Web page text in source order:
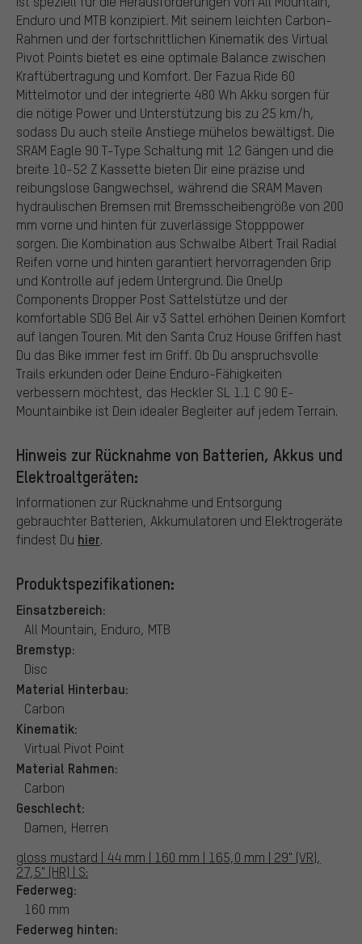
Enduro und MTB konzipiert. Mit seinem leichten Carbon-
Rahmen und der fortschrittlichen Kinematik des Virtual
Pivot Points bietet es eine optimale Balance zwischen
Kraftübertragung und Komfort. Der Fazua Ride 60
Mittelmotor und der integrierte 480 Wh Akku sorgen für
die nötige Power und Unterstützung bis zu 25 km/h,
sodass Du auch steile Anstiege mühelos bewältigst. Die
SRAM Eagle 90 T-Type Schaltung mit 12 Gängen und die
breite 10-52 Z Kassette bieten Dir eine präzise und
reibungslose Gangwechsel, während die SRAM Maven
hydraulischen Bremsen mit Bremsscheibengröße von 200
mm vorne und hinten für zuverlässige Stopppower
sorgen. Die Kombination aus Schwalbe Albert Trail Radial
Reifen vorne und hinten garantiert hervorragenden Grip
und Kontrolle auf jedem Untergrund. Die OneUp
Components Dropper Post Sattelstütze und der
komfortable SDG Bel Air v3 Sattel erhöhen Deinen Komfort
auf langen Touren. Mit den Santa Cruz House Griffen hast
Du das Bike immer fest im Griff. Ob Du anspruchsvolle
Trails erkunden oder Deine Enduro-Fähigkeiten
verbessern möchtest, das Heckler SL 1.1 C 90 E-
Mountainbike ist Dein idealer Begleiter auf jedem Terrain.
Hinweis zur Rücknahme von Batterien, Akkus und
Elektroaltgeräten:
Informationen zur Rücknahme und Entsorgung
gebrauchter Batterien, Akkumulatoren und Elektrogeräte
findest Du hier.
Produktspezifikationen:
Einsatzbereich:
All Mountain, Enduro, MTB
Bremstyp:
Disc
Material Hinterbau:
Carbon
Kinematik:
Virtual Pivot Point
Material Rahmen:
Carbon
Geschlecht:
Damen, Herren
gloss mustard | 44 mm | 160 mm | 165,0 mm | 29" (VR),
27,5" (HR) | S:
Federweg:
160 mm
Federweg hinten: